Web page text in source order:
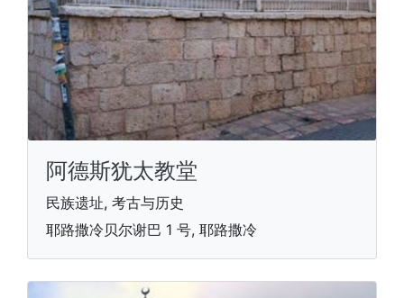
阿德斯犹太教堂
民族遗址, 考古与历史
耶路撒冷贝尔谢巴 1 号, 耶路撒冷